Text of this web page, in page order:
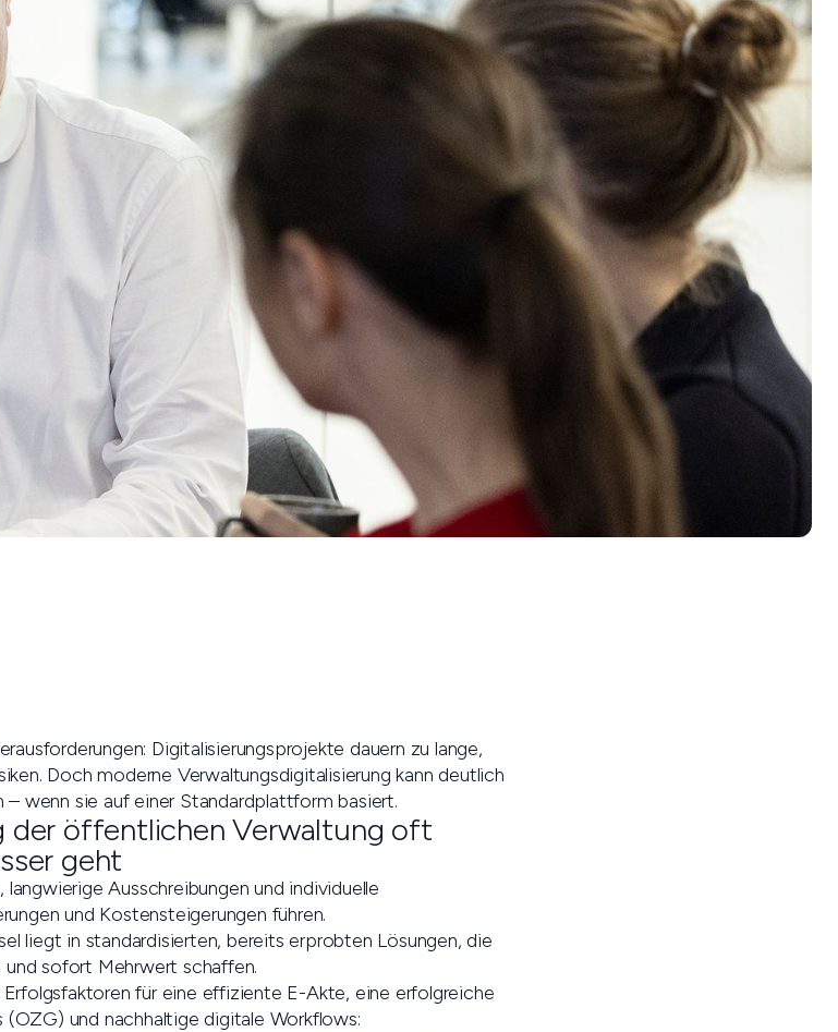
Digitalisierungsprojekte dauern zu lange,
Doch moderne Verwaltungsdigitalisierung kann deutlich
– wenn sie auf einer Standardplattform basiert.
der öffentlichen Verwaltung oft
geht
Ausschreibungen und individuelle
und Kostensteigerungen führen.
liegt in standardisierten, bereits erprobten Lösungen, die
sofort Mehrwert schaffen.
für eine effiziente E-Akte, eine erfolgreiche
und nachhaltige digitale Workflows: